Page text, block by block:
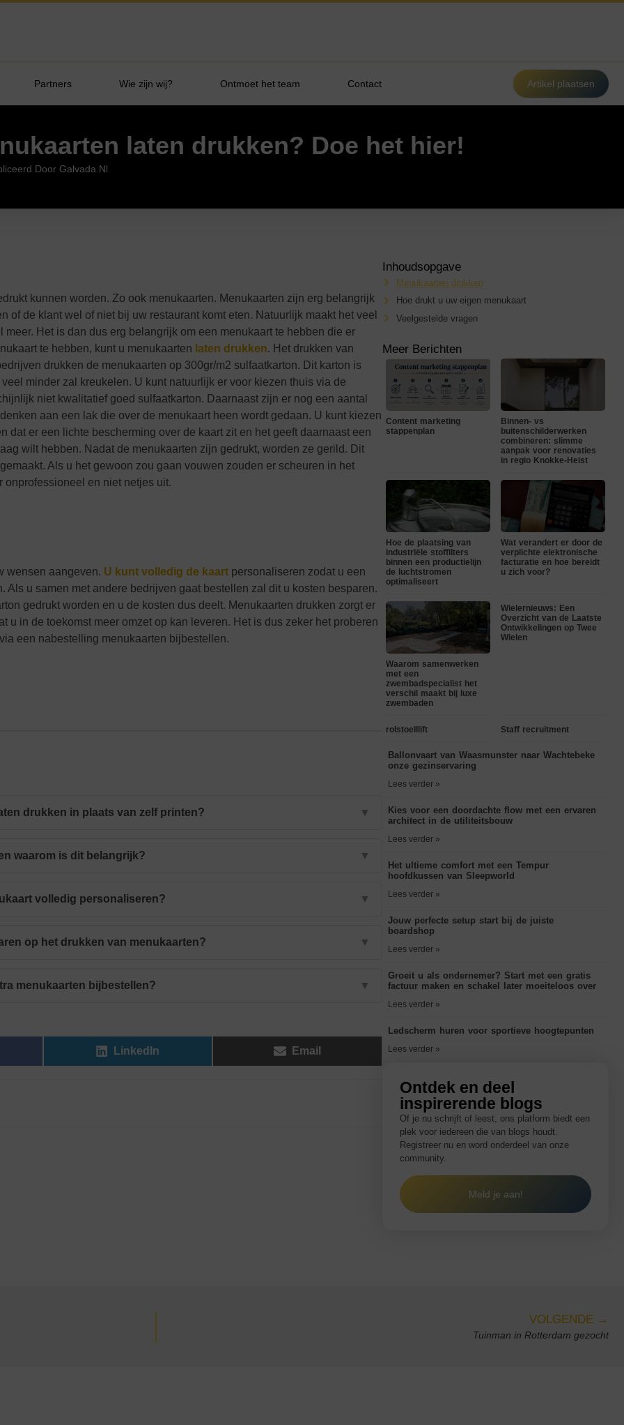
Partners Wie zijn wij? Ontmoet het team Contact Artikel plaatsen
laten drukken? Doe het hier!
Door Galvada.nl
kunnen worden. Zo ook menukaarten. Menukaarten zijn erg belangrijk
de klant wel of niet bij uw restaurant komt eten. Natuurlijk maakt het veel
Het is dan dus erg belangrijk om een menukaart te hebben die er
te hebben, kunt u menukaarten laten drukken. Het drukken van
drukken de menukaarten op 300gr/m2 sulfaatkarton. Dit karton is
minder zal kreukelen. U kunt natuurlijk er voor kiezen thuis via de
niet kwalitatief goed sulfaatkarton. Daarnaast zijn er nog een aantal
aan een lak die over de menukaart heen wordt gedaan. U kunt kiezen
dat er een lichte bescherming over de kaart zit en het geeft daarnaast een
wilt hebben. Nadat de menukaarten zijn gedrukt, worden ze gerild. Dit
Als u het gewoon zou gaan vouwen zouden er scheuren in het
en niet netjes uit.
wensen aangeven. U kunt volledig de kaart personaliseren zodat u een
u samen met andere bedrijven gaat bestellen zal dit u kosten besparen.
gedrukt worden en u de kosten dus deelt. Menukaarten drukken zorgt er
u in de toekomst meer omzet op kan leveren. Het is dus zeker het proberen
een nabestelling menukaarten bijbestellen.
drukken in plaats van zelf printen? ▼
waarom is dit belangrijk? ▼
volledig personaliseren? ▼
op het drukken van menukaarten? ▼
menukaarten bijbestellen? ▼
LinkedIn Email
Inhoudsopgave
Menukaarten drukken
Hoe drukt u uw eigen menukaart
Veelgestelde vragen
Meer Berichten
Content marketing
stappenplan
Binnen- vs
buitenschilderwerken
combineren: slimme
aanpak voor renovaties
in regio Knokke-Heist
Hoe de plaatsing van
industriële stoffilters
binnen een productielijn
de luchtstromen
optimaliseert
Wat verandert er door de
verplichte elektronische
facturatie en hoe bereidt
u zich voor?
Waarom samenwerken
met een
zwembadspecialist het
verschil maakt bij luxe
zwembaden
Wielernieuws: Een
Overzicht van de Laatste
Ontwikkelingen op Twee
Wielen
rolstoelllift Staff recruitment
Ballonvaart van Waasmunster naar Wachtebeke
onze gezinservaring
Lees verder »
Kies voor een doordachte flow met een ervaren
architect in de utiliteitsbouw
Lees verder »
Het ultieme comfort met een Tempur
hoofdkussen van Sleepworld
Lees verder »
Jouw perfecte setup start bij de juiste
boardshop
Lees verder »
Groeit u als ondernemer? Start met een gratis
factuur maken en schakel later moeiteloos over
Lees verder »
Ledscherm huren voor sportieve hoogtepunten
Lees verder »
Ontdek en deel
inspirerende blogs
Of je nu schrijft of leest, ons platform biedt een
plek voor iedereen die van blogs houdt.
Registreer nu en word onderdeel van onze
community.
Meld je aan!
VOLGENDE →
Tuinman in Rotterdam gezocht